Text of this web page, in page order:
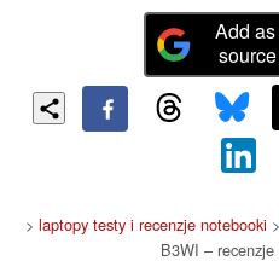
Add
> laptopy testy i recenzje notebooki >
B3WI –